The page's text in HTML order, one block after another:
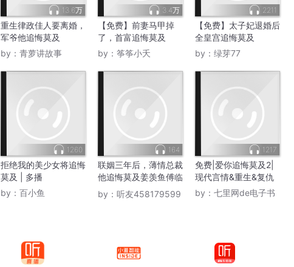
13.6万
重生律政佳人要离婚，
军爷他追悔莫及
by： 青萝讲故事
3.4万
【免费】前妻马甲掉
了，首富追悔莫及
by： 筝筝小夭
2211
【免费】太子妃退婚后
全皇宫追悔莫及
by： 绿芽77
1260
拒绝我的美少女将追悔
莫及 | 多播
by： 百小鱼
164
联姻三年后，薄情总裁
他追悔莫及姜羡鱼傅临
渊
by： 听友458179599
1217
免费|爱你追悔莫及2|
现代言情&重生&复仇
by： 七里网de电子书